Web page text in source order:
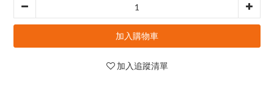
加入購物車
加入追蹤清單